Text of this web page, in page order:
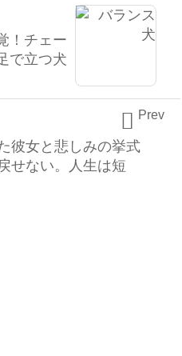
！チェー
で立つ犬
彼女と悲しみの挙式
せない。人生は短
 Prev